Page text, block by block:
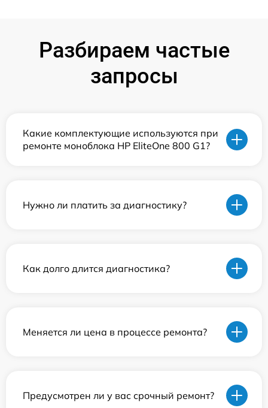
Разбираем частые
запросы
Какие комплектующие используются при
ремонте моноблока HP EliteOne 800 G1?
Нужно ли платить за диагностику?
Как долго длится диагностика?
Меняется ли цена в процессе ремонта?
Предусмотрен ли у вас срочный ремонт?